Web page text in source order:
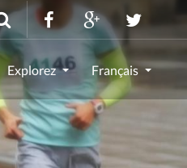
Explorez Français